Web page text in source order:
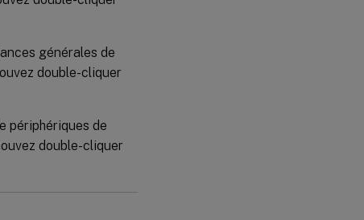
générales de
double-cliquer
périphériques de
double-cliquer